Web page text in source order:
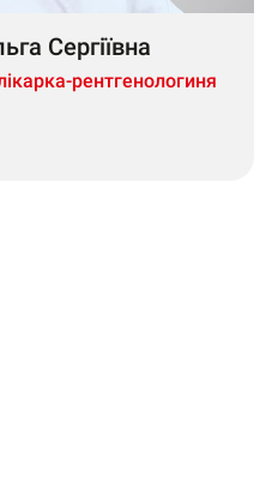
Сергіївна
рентгенологиня